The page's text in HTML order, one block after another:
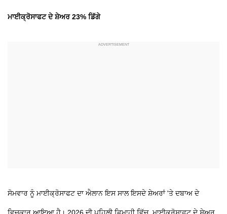
ਮਾਈਕ੍ਰੋਸਾਫਟ ਦੇ ਸ਼ੇਅਰ 23% ਡਿੱਗੇ
ਸੋਮਵਾਰ ਨੂੰ ਮਾਈਕ੍ਰੋਸਾਫਟ ਦਾ ਐਲਾਨ ਇਸ ਸਾਲ ਇਸਦੇ ਸ਼ੇਅਰਾਂ 'ਤੇ ਦਬਾਅ ਦੇ